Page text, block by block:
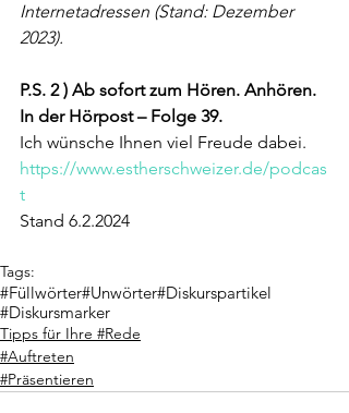
Internetadressen (Stand: Dezember
2023).
P.S. 2 ) Ab sofort zum Hören. Anhören.
In der Hörpost – Folge 39.
Ich wünsche Ihnen viel Freude dabei.
https://www.estherschweizer.de/podcas
t
Stand 6.2.2024
Tags:
#Füllwörter#Unwörter#Diskurspartikel
#Diskursmarker
Tipps für Ihre #Rede
#Auftreten
#Präsentieren